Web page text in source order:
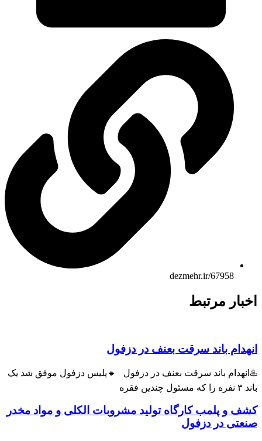
dezmehr.ir/67958
مرتبط
باند سرقت بعنف در دزفول
باند سرقت بعنف در دزفول 🔹پلیس دزفول موفق شد یک
و پلمب کارگاه تولید مشروبات الکلی و مواد مخدر
در دزفول